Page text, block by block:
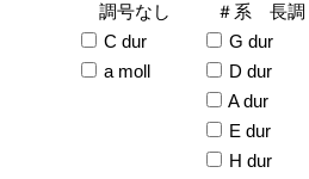
調号なし
＃系 長調
C dur
a moll
G dur
D dur
A dur
E dur
H dur